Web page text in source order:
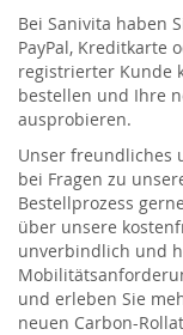
Bei Sanivita haben
PayPal, Kreditkarte
registrierter Kunde
bestellen und Ihre
ausprobieren.
Unser freundliches
bei Fragen zu
Bestellprozess
über unsere
unverbindlich und
und erleben Sie
neuen Carbon-